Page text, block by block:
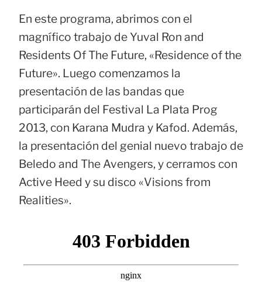
En este programa, abrimos con el
magnífico trabajo de Yuval Ron and
Residents Of The Future, «Residence of the
Future». Luego comenzamos la
presentación de las bandas que
participarán del Festival La Plata Prog
2013, con Karana Mudra y Kafod. Además,
la presentación del genial nuevo trabajo de
Beledo and The Avengers, y cerramos con
Active Heed y su disco «Visions from
Realities».